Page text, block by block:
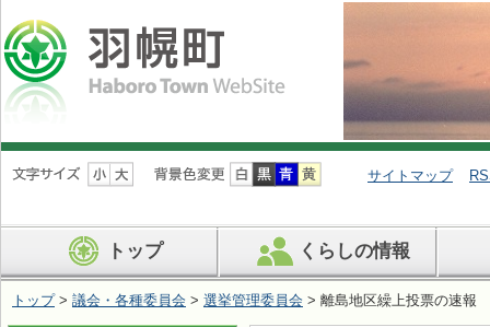
ナ
ビ
ン
を
サイトマップ
トップ くらしの情報
トップ> 議会・各種委員会 > 選挙管理委員会 > 離島地区繰上投票の速報